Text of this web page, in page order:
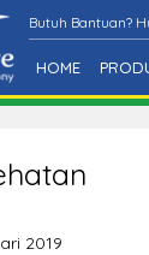
Butuh Bantuan?
HOME
2019